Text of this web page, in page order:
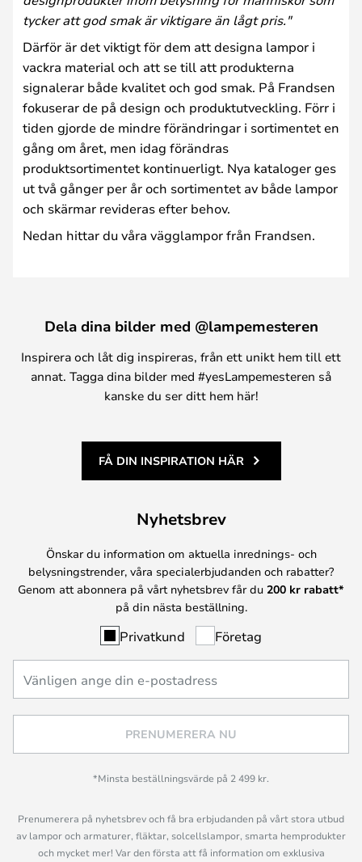
tycker att god smak är viktigare än lågt pris."
Därför är det viktigt för dem att designa lampor i
vackra material och att se till att produkterna
signalerar både kvalitet och god smak. På Frandsen
fokuserar de på design och produktutveckling. Förr i
tiden gjorde de mindre förändringar i sortimentet en
gång om året, men idag förändras
produktsortimentet kontinuerligt. Nya kataloger ges
ut två gånger per år och sortimentet av både lampor
och skärmar revideras efter behov.
Nedan hittar du våra vägglampor från Frandsen.
Dela dina bilder med @lampemesteren
Inspirera och låt dig inspireras, från ett unikt hem till ett
annat. Tagga dina bilder med #yesLampemesteren så
kanske du ser ditt hem här!
FÅ DIN INSPIRATION HÄR
Nyhetsbrev
Önskar du information om aktuella inrednings- och
belysningstrender, våra specialerbjudanden och rabatter?
Genom att abonnera på vårt nyhetsbrev får du 200 kr rabatt*
på din nästa beställning.
Privatkund Företag
PRENUMERERA NU
*Minsta beställningsvärde på 2 499 kr.
Prenumerera på nyhetsbrev och få bra erbjudanden på vårt stora utbud
av lampor och armaturer, fläktar, solcellslampor, smarta hemprodukter
och mycket mer! Var den första att få information om exklusiva